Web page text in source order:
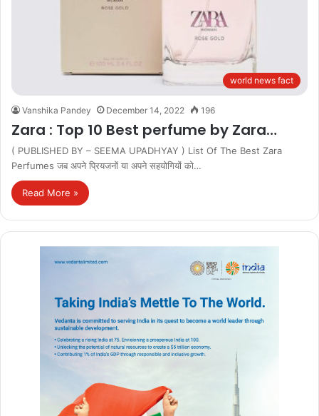
world news fact
Vanshika Pandey December 14, 2022 196
Zara : Top 10 Best perfume by Zara…
( PUBLISHED BY – SEEMA UPADHYAY ) List Of The Best Zara
Perfumes जब अपने प्रियजनों या अपने सहयोगियों को…
Read More »